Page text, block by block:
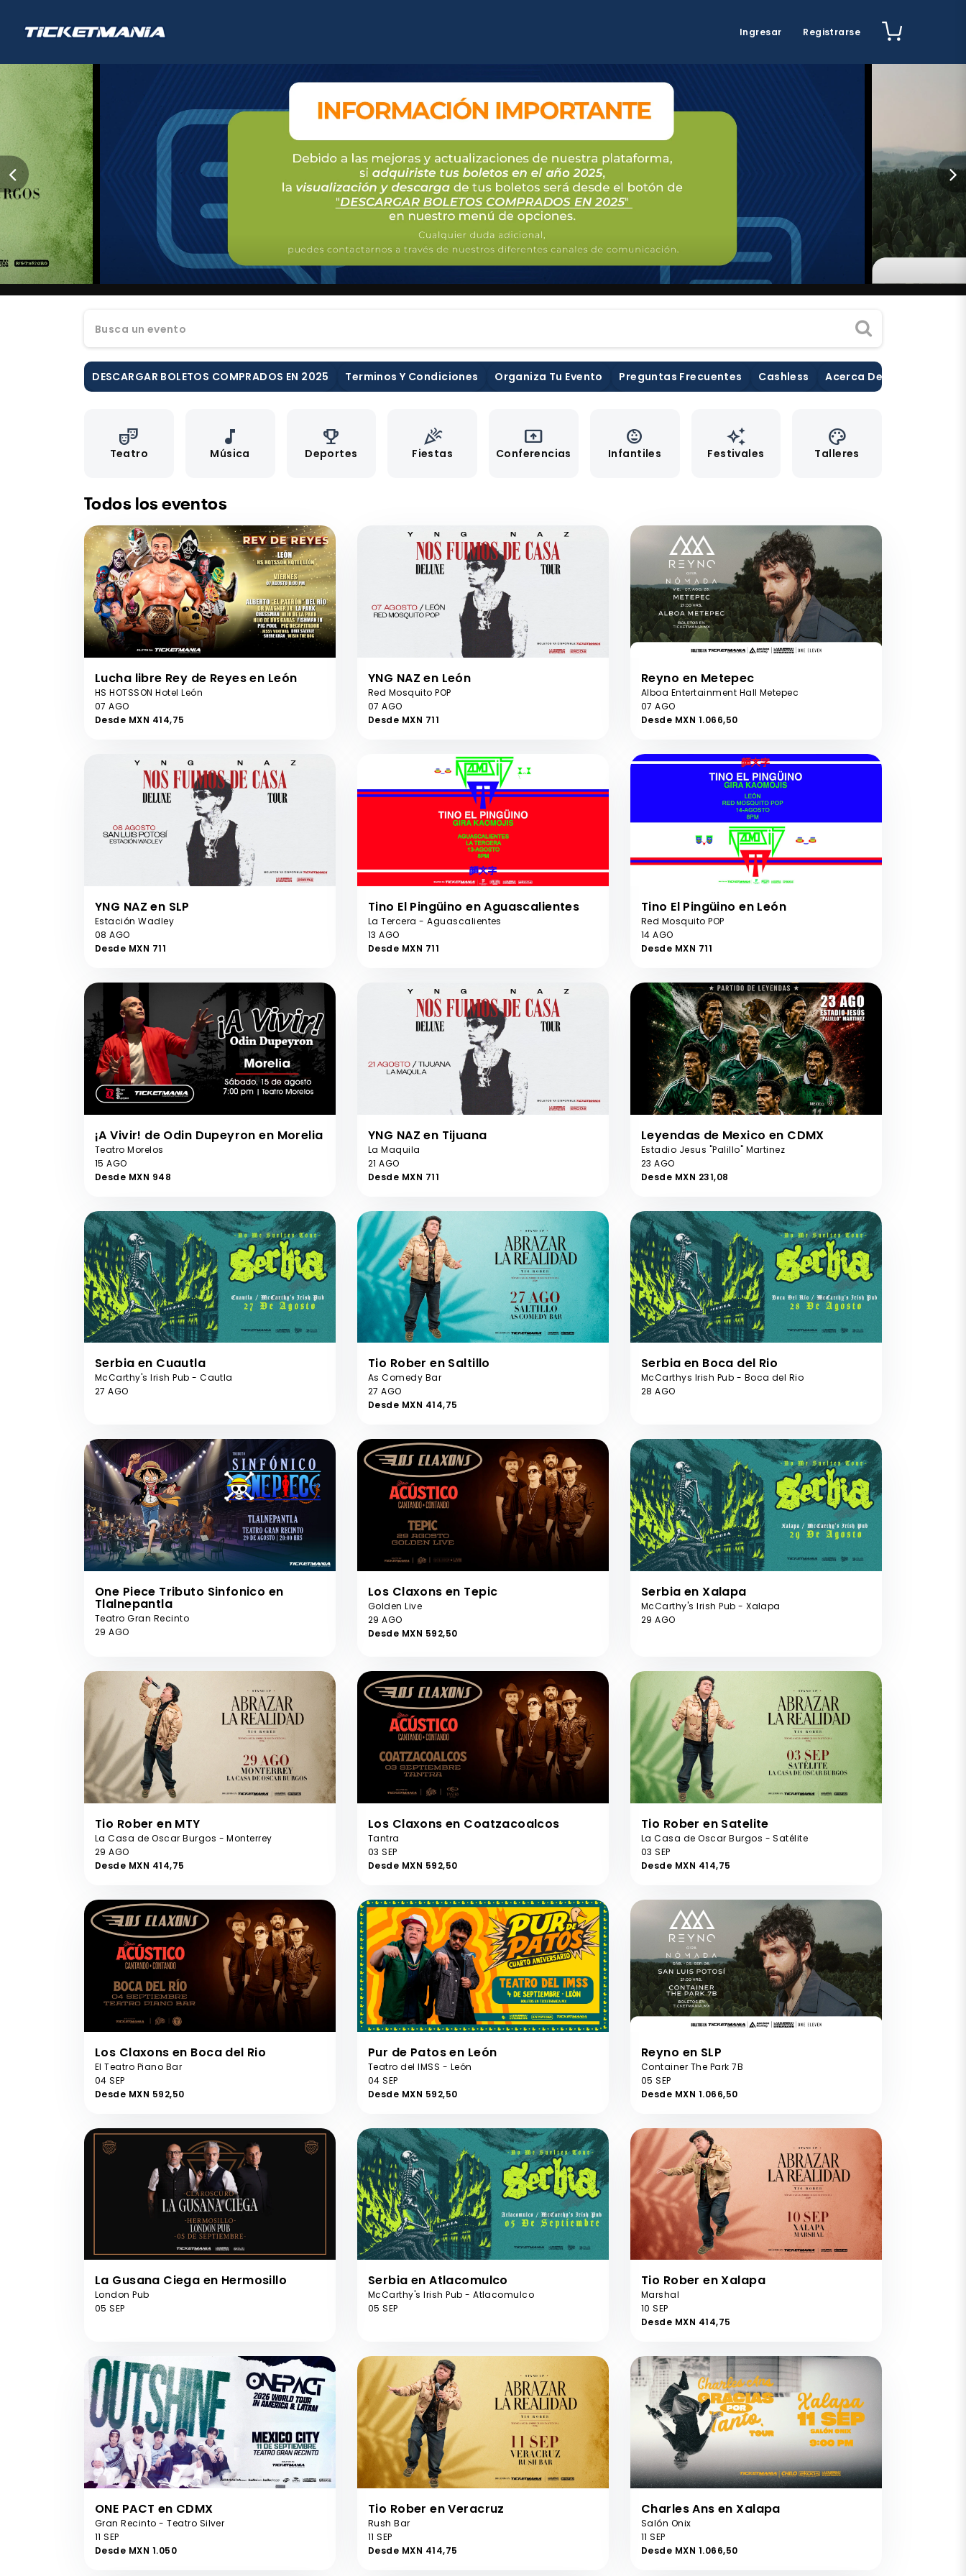
Ingresar Registrarse
Busca un evento
DESCARGAR BOLETOS COMPRADOS EN 2025 Terminos Y Condiciones Organiza Tu Evento Preguntas Frecuentes Cashless Acerca De Nosotros
theater_comedy
Teatro
music_note
Música
emoji_events
Deportes
celebration
Fiestas
present_to_all
Conferencias
child_care
Infantiles
auto_awesome
Festivales
palette
Talleres
Todos los eventos
Lucha libre Rey de Reyes en León
HS HOTSSON Hotel León
07 AGO
Desde MXN 414,75
YNG NAZ en León
Red Mosquito POP
07 AGO
Desde MXN 711
Reyno en Metepec
Alboa Entertainment Hall Metepec
07 AGO
Desde MXN 1.066,50
YNG NAZ en SLP
Estación Wadley
08 AGO
Desde MXN 711
Tino El Pingüino en Aguascalientes
La Tercera - Aguascalientes
13 AGO
Desde MXN 711
Tino El Pingüino en León
Red Mosquito POP
14 AGO
Desde MXN 711
¡A Vivir! de Odin Dupeyron en Morelia
Teatro Morelos
15 AGO
Desde MXN 948
YNG NAZ en Tijuana
La Maquila
21 AGO
Desde MXN 711
Leyendas de Mexico en CDMX
Estadio Jesus "Palillo" Martinez
23 AGO
Desde MXN 231,08
Serbia en Cuautla
McCarthy's Irish Pub - Cautla
27 AGO
Tio Rober en Saltillo
As Comedy Bar
27 AGO
Desde MXN 414,75
Serbia en Boca del Rio
McCarthys Irish Pub - Boca del Rio
28 AGO
One Piece Tributo Sinfonico en
Tlalnepantla
Teatro Gran Recinto
29 AGO
Los Claxons en Tepic
Golden Live
29 AGO
Desde MXN 592,50
Serbia en Xalapa
McCarthy's Irish Pub - Xalapa
29 AGO
Tio Rober en MTY
La Casa de Oscar Burgos - Monterrey
29 AGO
Desde MXN 414,75
Los Claxons en Coatzacoalcos
Tantra
03 SEP
Desde MXN 592,50
Tio Rober en Satelite
La Casa de Oscar Burgos - Satélite
03 SEP
Desde MXN 414,75
Los Claxons en Boca del Rio
El Teatro Piano Bar
04 SEP
Desde MXN 592,50
Pur de Patos en León
Teatro del IMSS - León
04 SEP
Desde MXN 592,50
Reyno en SLP
Container The Park 7B
05 SEP
Desde MXN 1.066,50
La Gusana Ciega en Hermosillo
London Pub
05 SEP
Serbia en Atlacomulco
McCarthy's Irish Pub - Atlacomulco
05 SEP
Tio Rober en Xalapa
Marshal
10 SEP
Desde MXN 414,75
ONE PACT en CDMX
Gran Recinto - Teatro Silver
11 SEP
Desde MXN 1.050
Tio Rober en Veracruz
Rush Bar
11 SEP
Desde MXN 414,75
Charles Ans en Xalapa
Salón Onix
11 SEP
Desde MXN 1.066,50